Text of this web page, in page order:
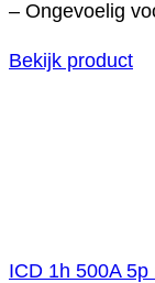
– Ongevoelig
Bekijk product
ICD 1h 500A